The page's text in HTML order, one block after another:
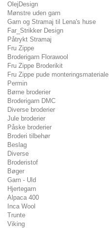
OlejDesign
Mønstre uden garn
Garn og Stramaj til Lena's huse
Far_Strikker Design
Påtrykt Stramaj
Fru Zippe
Broderigarn Florawool
Fru Zippe Broderikit
Fru Zippe pude monteringsmateriale
Permin
Børne broderier
Broderigarn DMC
Diverse broderier
Jule broderier
Påske broderier
Broderi tilbehør
Beslag
Diverse
Broderistof
Bøger
Garn - Uld
Hjertegarn
Alpaca 400
Inca Wool
Trunte
Viking